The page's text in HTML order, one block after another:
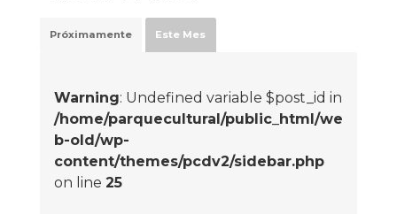
Próximamente Este Mes
Warning: Undefined variable $post_id in
/home/parquecultural/public_html/we
b-old/wp-
content/themes/pcdv2/sidebar.php
on line 25